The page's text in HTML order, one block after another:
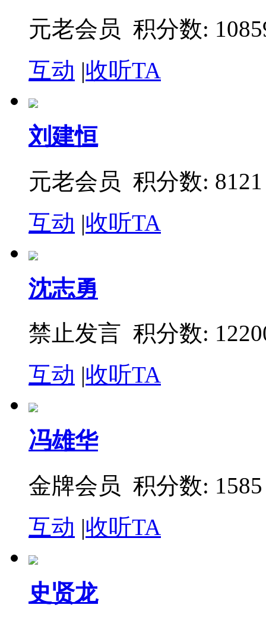
元老会员 积分数:
互动 |收听TA
刘建恒
元老会员 积分数: 8121
互动 |收听TA
沈志勇
禁止发言 积分数:
互动 |收听TA
冯雄华
金牌会员 积分数: 1585
互动 |收听TA
史贤龙